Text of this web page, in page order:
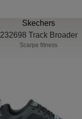
Skechers
232698 Track Broader
Scarpe fitness